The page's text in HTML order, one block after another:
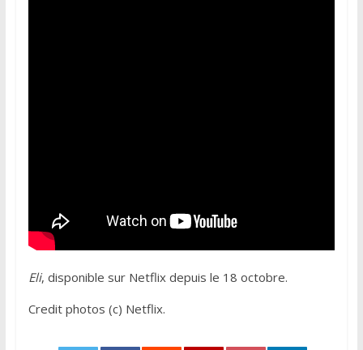
Eli, disponible sur Netflix depuis le 18 octobre.
Credit photos (c) Netflix.